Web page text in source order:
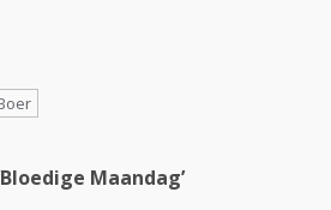
Maandag’